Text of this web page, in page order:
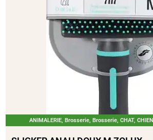
ANIMALERIE, Brosserie, Brosserie, CHAT, CHIEN